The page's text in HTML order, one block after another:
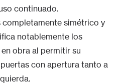
continuado.
completamente simétrico y
notablemente los
obra al permitir su
con apertura tanto a